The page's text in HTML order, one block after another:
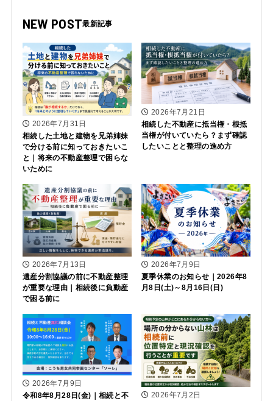
NEW POST
2026年7月31日
相続した土地と建物を兄弟姉妹
で分ける前に知っておきたいこ
と｜将来の不動産整理で困らな
いために
2026年7月21日
相続した不動産に抵当権・根抵
当権が付いていたら？まず確認
したいことと整理の進め方
2026年7月13日
遺産分割協議の前に不動産整理
が重要な理由｜相続後に負動産
で困る前に
2026年7月9日
夏季休業のお知らせ｜2026年8
月8日(土)～8月16日(日)
2026年7月9日
令和8年8月28日(金)｜相続と不
2026年7月2日